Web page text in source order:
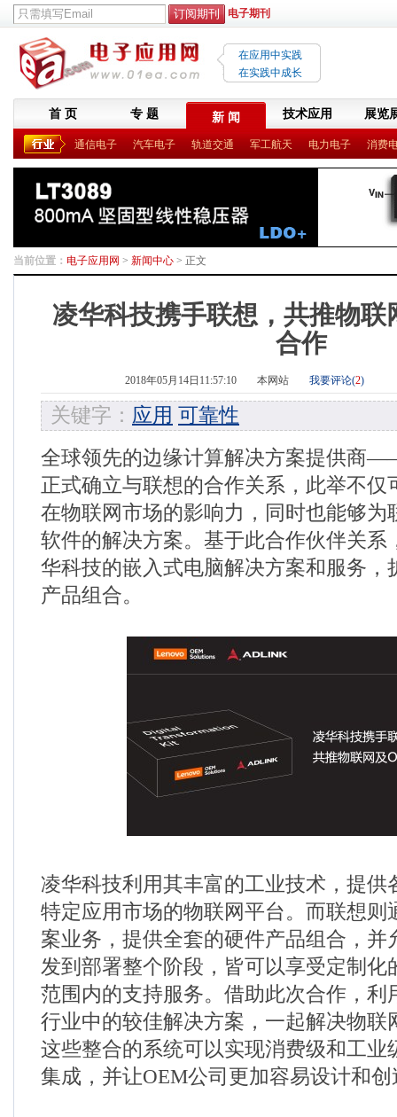
电子期刊
在应用中实践
在实践中成长
首 页 专 题 新 闻 技术应用 展览
通信电子 汽车电子 轨道交通 军工航天 电力电子 消费
当前位置： 电子应用网 > 新闻中心 > 正文
凌华科技携手联想，共推物
合作
2018年05月14日11:57:10 本网站 我要评论(2)
关键字： 应用 可靠性
全球领先的边缘计算解决方案提供商
正式确立与联想的合作关系，此举不仅
在物联网市场的影响力，同时也能够为
软件的解决方案。基于此合作伙伴关系
华科技的嵌入式电脑解决方案和服务，
产品组合。
凌华科技利用其丰富的工业技术，提供
特定应用市场的物联网平台。而联想则
案业务，提供全套的硬件产品组合，并
发到部署整个阶段，皆可以享受定制化
范围内的支持服务。借助此次合作，利
行业中的较佳解决方案，一起解决物联
这些整合的系统可以实现消费级和工业
集成，并让OEM公司更加容易设计和